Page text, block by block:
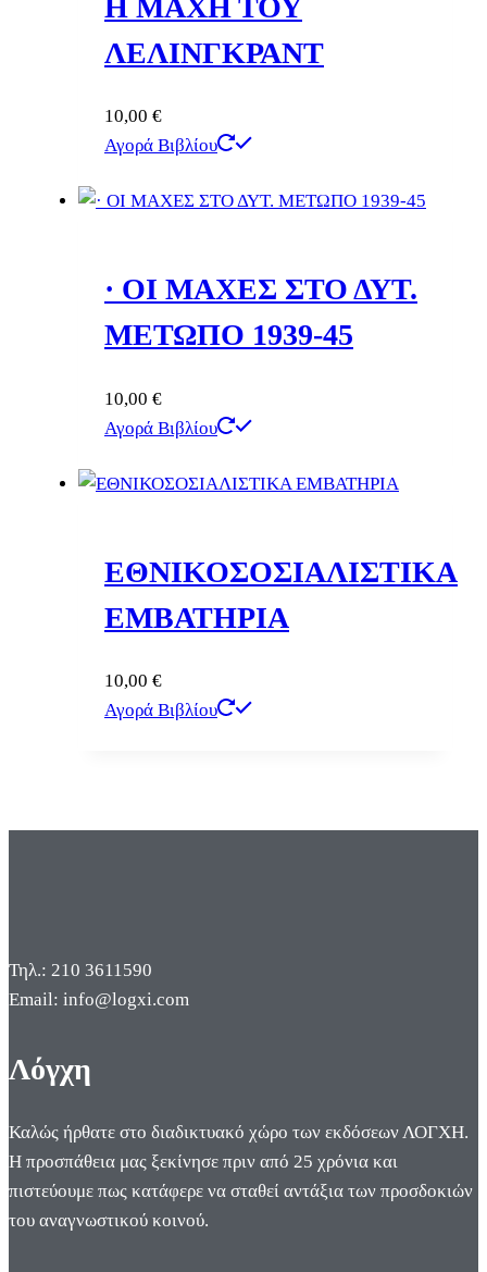
Η ΜΑΧΗ ΤΟΥ
ΛΕΛΙΝΓΚΡΑΝΤ
10,00 €
Αγορά Βιβλίου
· ΟΙ ΜΑΧΕΣ ΣΤΟ ΔΥΤ.
ΜΕΤΩΠΟ 1939-45
10,00 €
Αγορά Βιβλίου
ΕΘΝΙΚΟΣΟΣΙΑΛΙΣΤΙΚΑ
ΕΜΒΑΤΗΡΙΑ
10,00 €
Αγορά Βιβλίου
Τηλ.: 210 3611590
Email: info@logxi.com
Λόγχη
Καλώς ήρθατε στο διαδικτυακό χώρο των εκδόσεων ΛΟΓΧΗ.
Η προσπάθεια μας ξεκίνησε πριν από 25 χρόνια και
πιστεύουμε πως κατάφερε να σταθεί αντάξια των προσδοκιών
του αναγνωστικού κοινού.